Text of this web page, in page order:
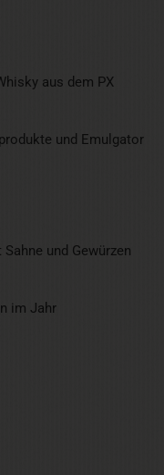
aus dem PX
und Emulgator
und Gewürzen
im Jahr